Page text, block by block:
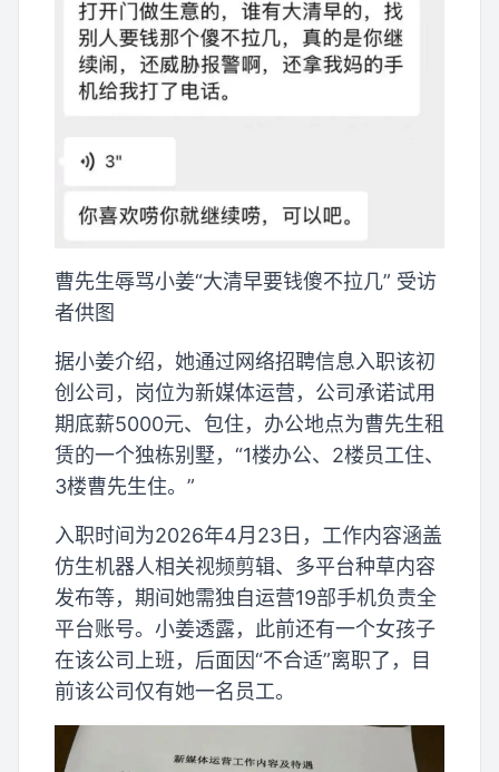
曹先生辱骂小姜“大清早要钱傻不拉几” 受访
者供图
据小姜介绍，她通过网络招聘信息入职该初
创公司，岗位为新媒体运营，公司承诺试用
期底薪5000元、包住，办公地点为曹先生租
赁的一个独栋别墅，“1楼办公、2楼员工住、
3楼曹先生住。”
入职时间为2026年4月23日，工作内容涵盖
仿生机器人相关视频剪辑、多平台种草内容
发布等，期间她需独自运营19部手机负责全
平台账号。小姜透露，此前还有一个女孩子
在该公司上班，后面因“不合适”离职了，目
前该公司仅有她一名员工。